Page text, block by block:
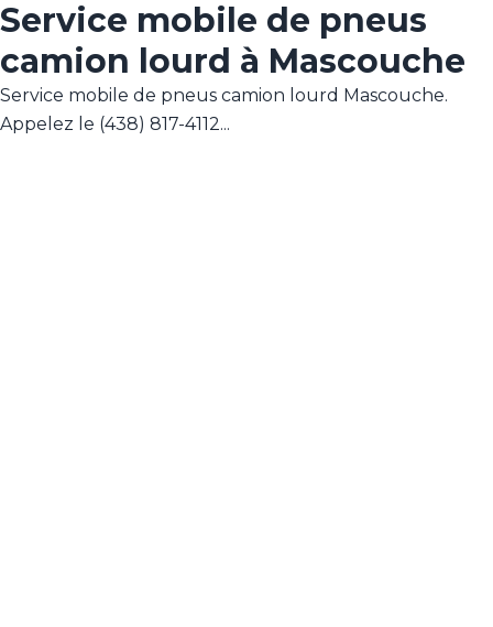
Service mobile de pneus
camion lourd à Mascouche
Service mobile de pneus camion lourd Mascouche.
Appelez le (438) 817-4112...